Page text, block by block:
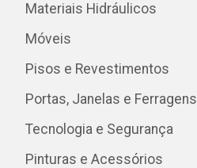
Materiais Hidráulicos
Móveis
Pisos e Revestimentos
Portas, Janelas e Ferragens
Tecnologia e Segurança
Pinturas e Acessórios